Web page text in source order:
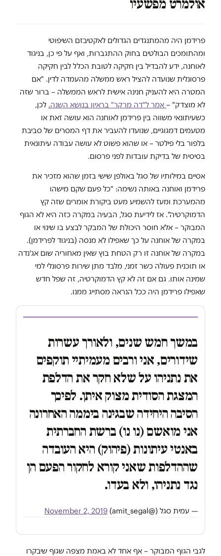
אולמרט מפשעיו
פרידמן היה מהמתנגדים הגדולים לאקטיבזם השיפוטי
ומהתומכים הבולטים בחוק ההתגברות, ואף על פי כן, בניגוד
לאוחנה, ידע להבדיל בין חקיקה לטובת הכלל לבין חקיקה
פרסונלית שנועדה להציל ראש ממשלה מהעמדה לדין. "אם
המטרה היא להעניק חנינה אישית לראש הממשלה – ברור שזה
לא מוצדק" – אמר ל"דה מרקר" בראיון בנושא השנה. לכן,
כשעיתונאי משווה בין פרידמן לאוחנה הוא עושה זאת או
מטעמים דמגוגיים, שנועדו להעביר את דף המסרים של סביבת
בלפור בלי פילטר – או שהוא פשוט לא עושה עבודה עיתונאית
בסיסית של בדיקת עובדות לפני פרסום.
אסיים במילותיו של סגל באולפן שישי בזמן שהוא מזכיר את
פרידמן ואוחנה באותה נשימה: "כל פעם שקם מישהו
מהמערכת ומעז להשמיע מעט ביקורת אומרים שזה קץ
הדמוקרטיה". אז לידיעת סגל, הבעיה במקרה כזה היא לא הגוף
המבוקר – אלא חוסר היכולת של המבקר לבצע בו שינוי או
במקרה של אוחנה על כך שאפילו לא מנסה (בניגוד לפרידמן).
במקרה של אוחנה זו רק הטחת בוץ שאין מאחוריה שום אג'נדה
או תוכנית פעולה כשר זמני, מלבד מתן שירות פרסונלי למי
שמינה אותו. גם אם זה לא קץ הדמוקרטיה, זה שפל חדש
שאפילו פרידמן היה ככל הנראה מסתייג ממנו.
במשך חמש שנים, ולאורך עשרות
שידורים, אני ורבים מעמיתיי תוקפים
את נתניהו על שלא חקר את הדלפת
המצגת הסודית מצוק איתן. לפיכך
הסיבה היחידה שבגינה ביממה האחרונה
אני מואשם (נו נו) ברשת החברתית
באנטי עיתונות (פיהוק) היא העובדה
שההדלפות שאני קורא לחקור הפעם הן
נגד נתניהו, ולא בעדו.
— עמית סגל (@amit_segal) November 2, 2019
לגבי הגוף המבוקר – אף אחד לא באמת מצפה שגוף שיבקרו